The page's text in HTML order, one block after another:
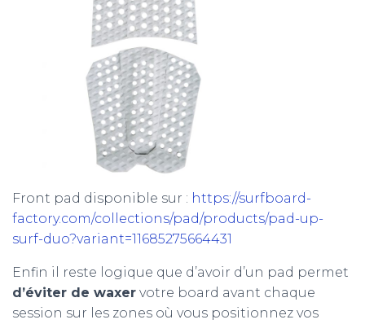
Front pad disponible sur : https://surfboard-
factory.com/collections/pad/products/pad-up-
surf-duo?variant=11685275664431
Enfin il reste logique que d’avoir d’un pad permet
d’éviter de waxer votre board avant chaque
session sur les zones où vous positionnez vos